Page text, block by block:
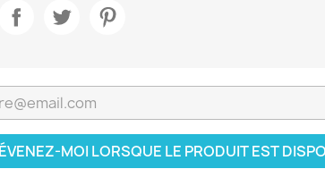
MOI LORSQUE LE PRODUIT EST